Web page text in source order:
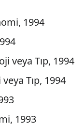
1994
veya Tıp, 1994
Tıp, 1994
1993